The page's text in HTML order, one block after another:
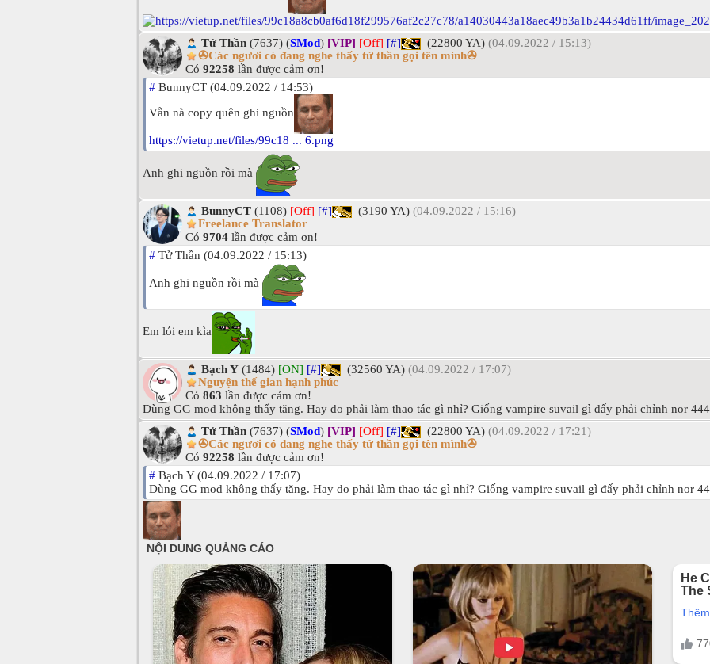
Tử Thần (7637) (SMod) [VIP] [Off] [#] (22800 YA) (04.09.2022 / 15:13)
✇Các ngươi có đang nghe thấy tử thần gọi tên mình✇
Có 92258 lần được cảm ơn!
# BunnyCT (04.09.2022 / 14:53)
Vẫn nà copy quên ghi nguồn
https://vietup.net/files/99c18 ... 6.png
Anh ghi nguồn rồi mà
BunnyCT (1108) [Off] [#] (3190 YA) (04.09.2022 / 15:16)
Freelance Translator
Có 9704 lần được cảm ơn!
# Tử Thần (04.09.2022 / 15:13)
Anh ghi nguồn rồi mà
Em lói em kìa
Bạch Y (1484) [ON] [#] (32560 YA) (04.09.2022 / 17:07)
Nguyện thế gian hạnh phúc
Có 863 lần được cảm ơn!
Dùng GG mod không thấy tăng. Hay do phải làm thao tác gì nhỉ? Giống vampire suvail gì đấy phải chỉnh nor
Tử Thần (7637) (SMod) [VIP] [Off] [#] (22800 YA) (04.09.2022 / 17:21)
✇Các ngươi có đang nghe thấy tử thần gọi tên mình✇
Có 92258 lần được cảm ơn!
# Bạch Y (04.09.2022 / 17:07)
Dùng GG mod không thấy tăng. Hay do phải làm thao tác gì nhỉ? Giống vampire suvail gì đấy phải chỉnh nor